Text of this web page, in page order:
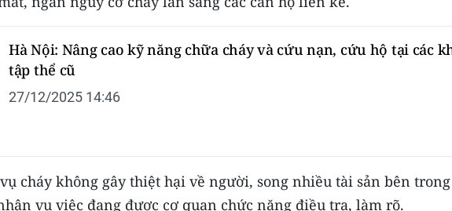
Hà Nội: Nâng cao kỹ năng chữa cháy và cứu nạn, cứu hộ tại các
tập thể cũ
27/12/2025 14:46
cháy không gây thiệt hại về người, song nhiều tài sản bên
vụ việc đang được cơ quan chức năng điều tra, làm rõ.